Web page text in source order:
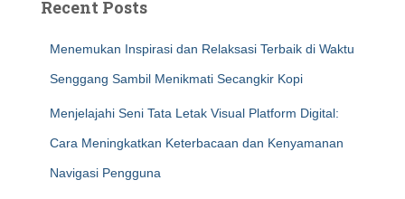
Recent Posts
Menemukan Inspirasi dan Relaksasi Terbaik di Waktu
Senggang Sambil Menikmati Secangkir Kopi
Menjelajahi Seni Tata Letak Visual Platform Digital:
Cara Meningkatkan Keterbacaan dan Kenyamanan
Navigasi Pengguna